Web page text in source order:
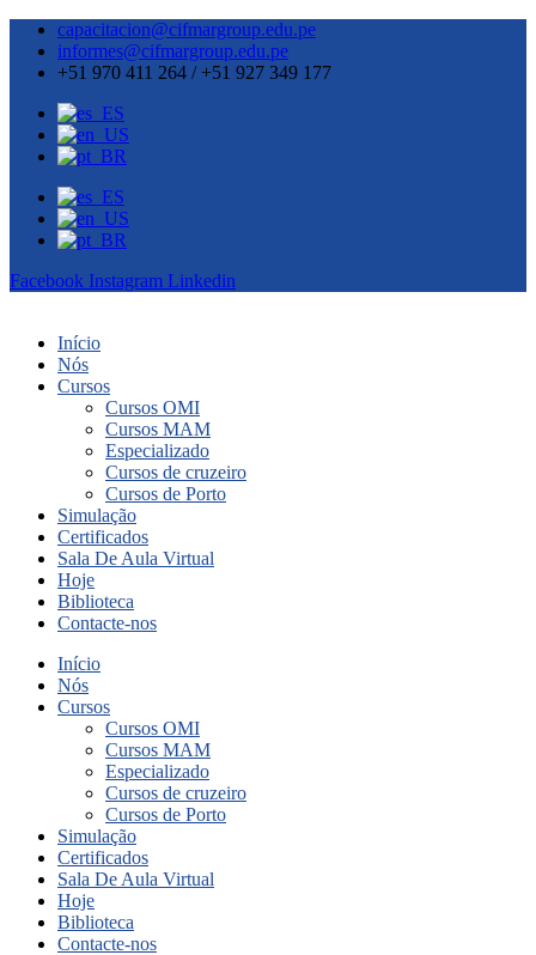
capacitacion@cifmargroup.edu.pe
informes@cifmargroup.edu.pe
+51 970 411 264 / +51 927 349 177
Facebook Instagram Linkedin
Início
Nós
Cursos
Cursos OMI
Cursos MAM
Especializado
Cursos de cruzeiro
Cursos de Porto
Simulação
Certificados
Sala De Aula Virtual
Hoje
Biblioteca
Contacte-nos
Início
Nós
Cursos
Cursos OMI
Cursos MAM
Especializado
Cursos de cruzeiro
Cursos de Porto
Simulação
Certificados
Sala De Aula Virtual
Hoje
Biblioteca
Contacte-nos